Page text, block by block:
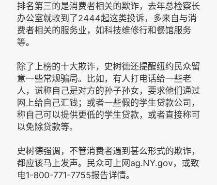
排名第三的是消费者相关的欺诈，去年总检察长
办公室就收到了2444起这类投诉，多来自与消
费者相关的服务业，如科技维修行和餐馆服务
等。
除了上榜的十大欺诈，史树德还提醒纽约民众留
意一些常规骗局。比如，有人打电话给一些老
人，谎称自己是对方的孙子孙女，要求他们通过
网上给自己汇钱；或者一些假的学生贷款公司，
称自己可以提供更低的学生贷款，或者直接称可
以免除贷款等。
史树德强调，不管消费者遇到甚么形式的欺诈，
都应该马上发声。民众可上网ag.NY.gov，或致
电1-800-771-7755报告详情。